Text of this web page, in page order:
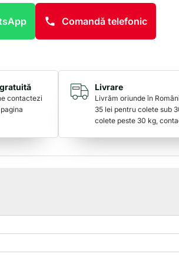
Comandă telefonic
contactezi
Livrare
Livrăm oriunde în
35 lei pentru colete sub
colete peste 30 kg,